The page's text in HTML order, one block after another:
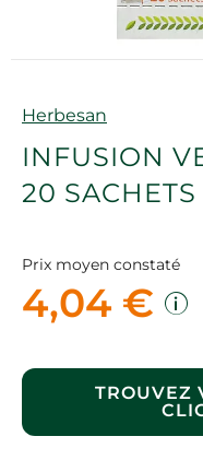
Marque
Herbesan
INFUSION
20 SACHETS
Prix moyen constaté
4,04 €
TROUVEZ